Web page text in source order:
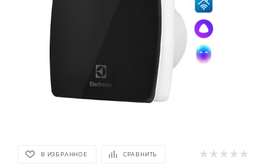
В ИЗБРАННОЕ СРАВНИТЬ